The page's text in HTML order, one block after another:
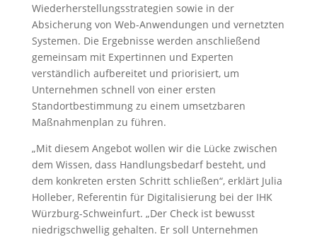
Wiederherstellungsstrategien sowie in der
Absicherung von Web-Anwendungen und vernetzten
Systemen. Die Ergebnisse werden anschließend
gemeinsam mit Expertinnen und Experten
verständlich aufbereitet und priorisiert, um
Unternehmen schnell von einer ersten
Standortbestimmung zu einem umsetzbaren
Maßnahmenplan zu führen.
„Mit diesem Angebot wollen wir die Lücke zwischen
dem Wissen, dass Handlungsbedarf besteht, und
dem konkreten ersten Schritt schließen“, erklärt Julia
Holleber, Referentin für Digitalisierung bei der IHK
Würzburg-Schweinfurt. „Der Check ist bewusst
niedrigschwellig gehalten. Er soll Unternehmen